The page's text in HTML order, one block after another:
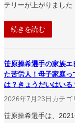
テリーが上がりまし
続きを読む
笹原操希選手の家族
た苦労人！母子家庭
は？きょうだいはいる
2026年7月23日 カテゴ
笹原操希選手は、